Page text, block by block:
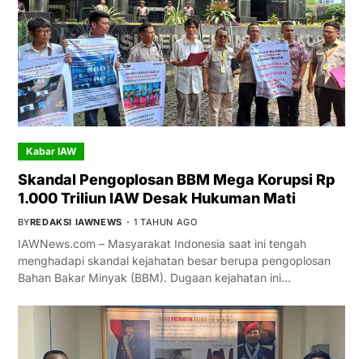
Kabar IAW
Skandal Pengoplosan BBM Mega Korupsi Rp
1.000 Triliun IAW Desak Hukuman Mati
BYREDAKSI IAWNEWS 1 TAHUN AGO
IAWNews.com – Masyarakat Indonesia saat ini tengah
menghadapi skandal kejahatan besar berupa pengoplosan
Bahan Bakar Minyak (BBM). Dugaan kejahatan ini…